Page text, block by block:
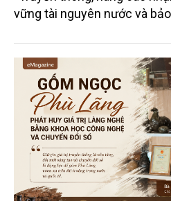
vững tài nguyên nước và
trường phối hợp với Sở
tỉnh Lai Châu tổ chức ngày
hút sự tham gia của hơn
các đơn vị thuộc Bộ Nông
chuyên gia, nhà khoa học,
trường tỉnh Lai Châu và đại
doanh nghiệp ở các tỉnh